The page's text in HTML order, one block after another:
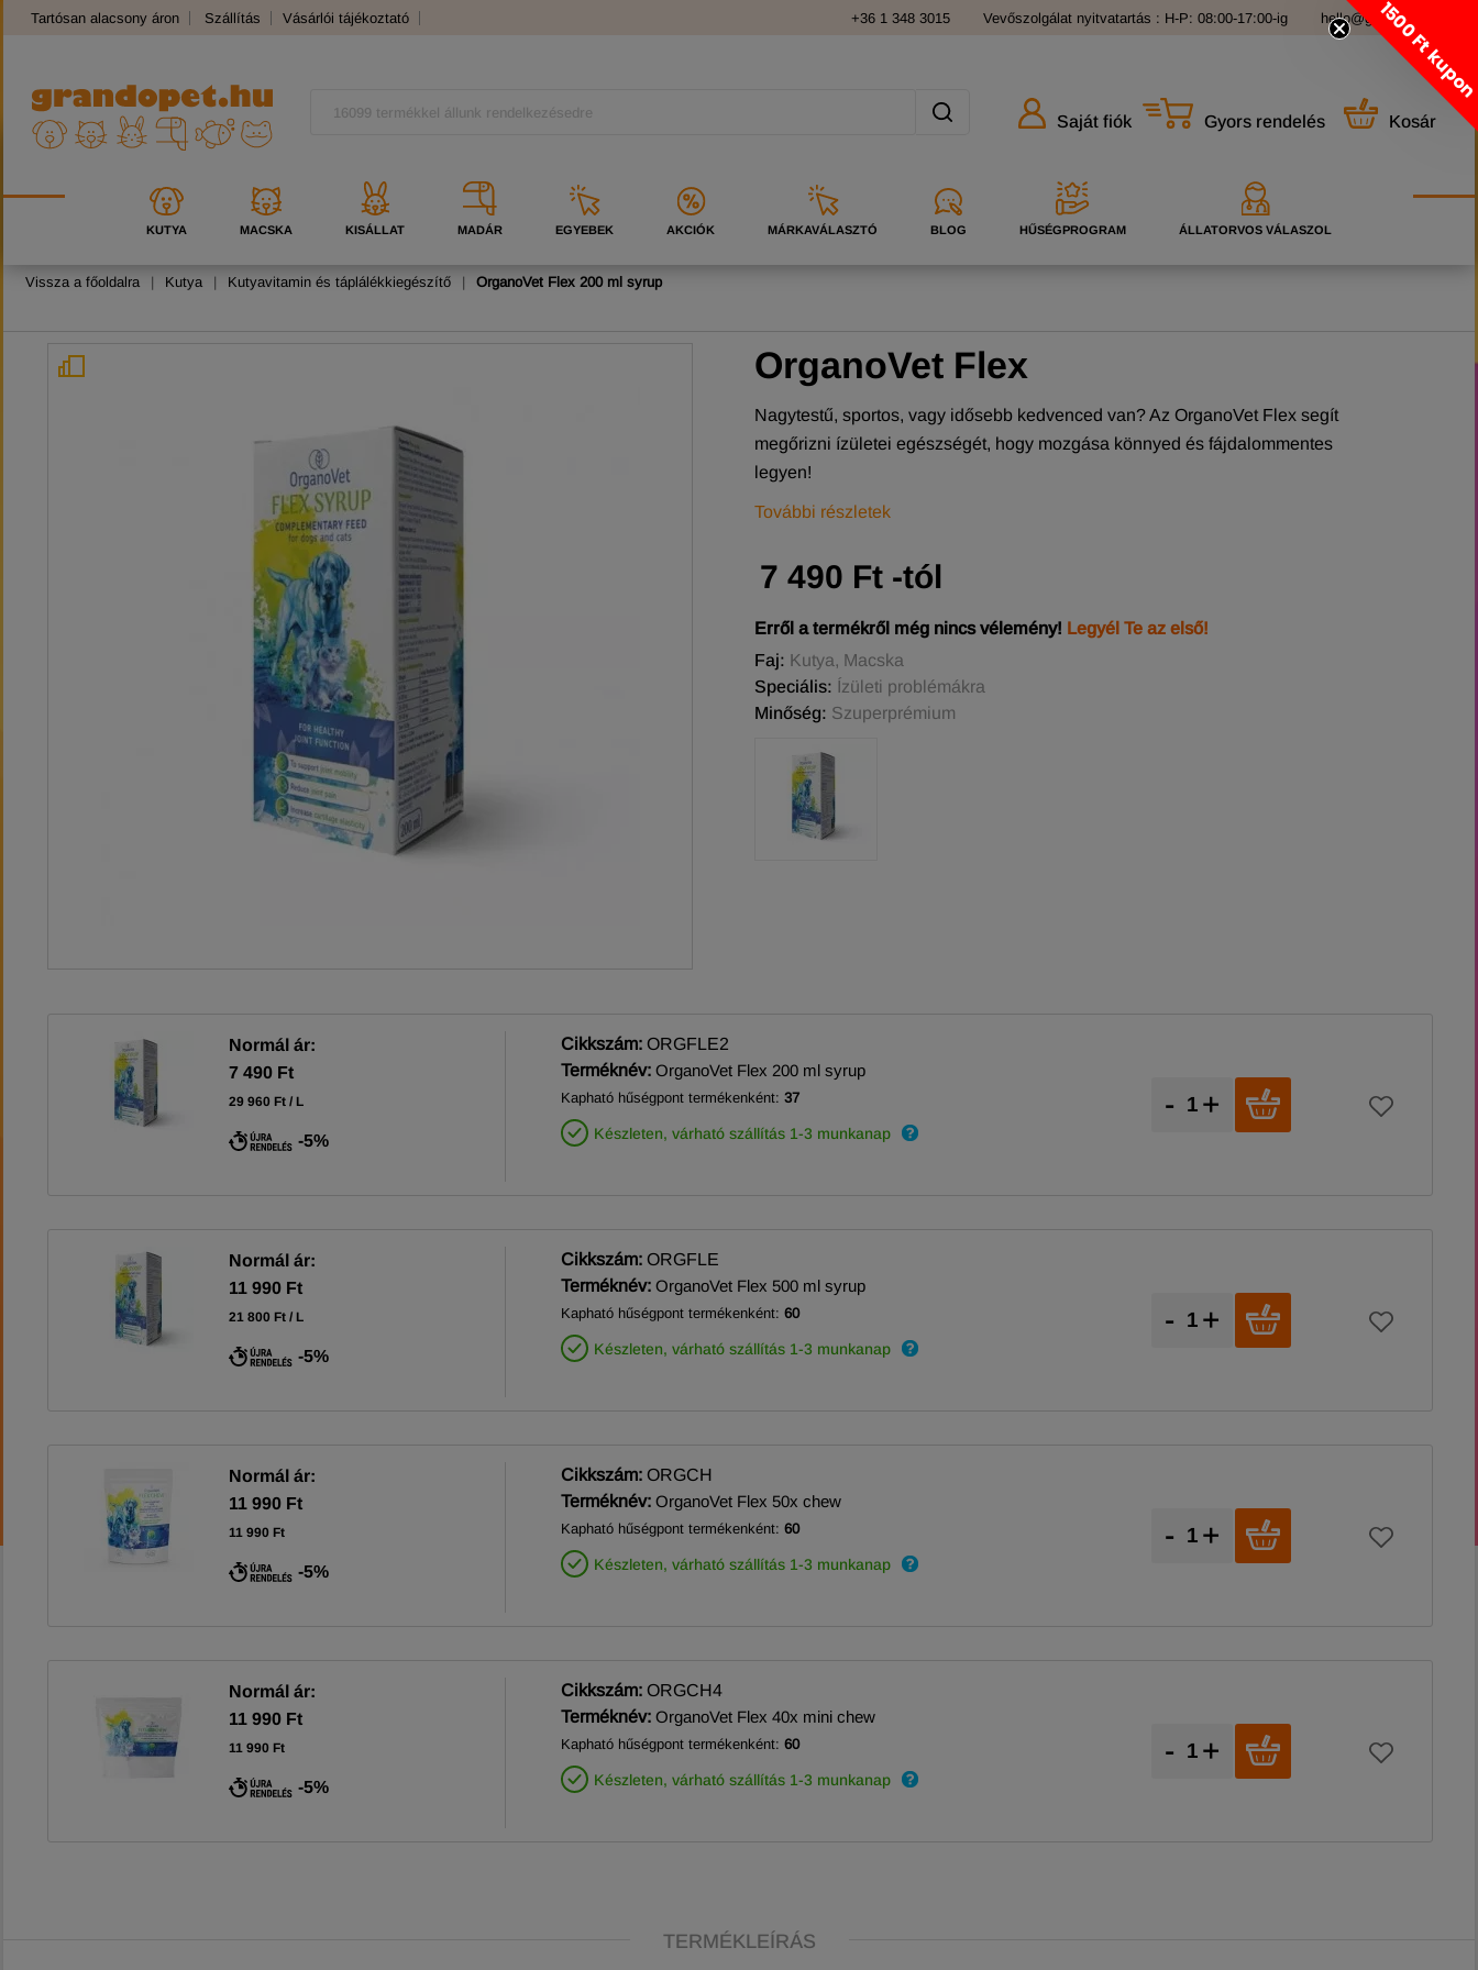
Tartósan alacsony áron Szállítás Vásárlói tájékoztató +36 1 348 3015 Vevőszolgálat nyitvatartás : H-P: 08:00-17:00-ig hello@grandopet.hu
Saját fiók Gyors rendelés Kosár
KUTYA MACSKA KISÁLLAT MADÁR EGYEBEK AKCIÓK MÁRKAVÁLASZTÓ BLOG HŰSÉGPROGRAM ÁLLATORVOS VÁLASZOL
Vissza a főoldalra | Kutya | Kutyavitamin és táplálékkiegészítő | OrganoVet Flex 200 ml syrup
OrganoVet Flex
Nagytestű, sportos, vagy idősebb kedvenced van? Az OrganoVet Flex segít
megőrizni ízületei egészségét, hogy mozgása könnyed és fájdalommentes
legyen!
További részletek
7 490 Ft -tól
Erről a termékről még nincs vélemény! Legyél Te az első!
Faj: Kutya, Macska
Speciális: Ízületi problémákra
Minőség: Szuperprémium
Normál ár:
7 490 Ft
29 960 Ft / L
-5%
Cikkszám: ORGFLE2
Terméknév: OrganoVet Flex 200 ml syrup
Kapható hűségpont termékenként: 37
Készleten, várható szállítás 1-3 munkanap
+
-
Normál ár:
11 990 Ft
21 800 Ft / L
-5%
Cikkszám: ORGFLE
Terméknév: OrganoVet Flex 500 ml syrup
Kapható hűségpont termékenként: 60
Készleten, várható szállítás 1-3 munkanap
+
-
Normál ár:
11 990 Ft
11 990 Ft
-5%
Cikkszám: ORGCH
Terméknév: OrganoVet Flex 50x chew
Kapható hűségpont termékenként: 60
Készleten, várható szállítás 1-3 munkanap
+
-
Normál ár:
11 990 Ft
11 990 Ft
-5%
Cikkszám: ORGCH4
Terméknév: OrganoVet Flex 40x mini chew
Kapható hűségpont termékenként: 60
Készleten, várható szállítás 1-3 munkanap
+
-
TERMÉKLEÍRÁS
1500 Ft